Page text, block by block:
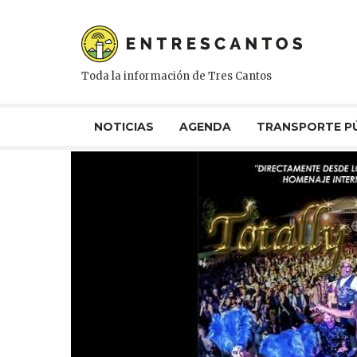
Toda la información de Tres Cantos
NOTICIAS AGENDA TRANSPORTE